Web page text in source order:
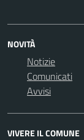
NOVITÀ
Notizie
Comunicati
Avvisi
VIVERE IL COMUNE